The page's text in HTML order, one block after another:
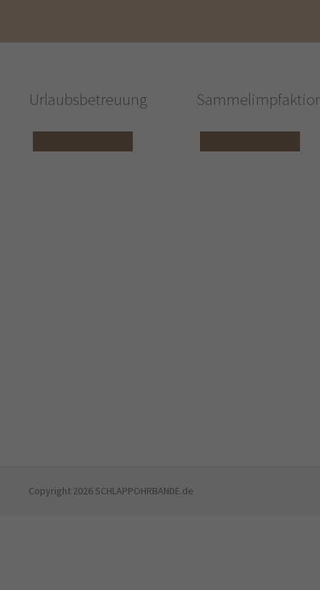
Urlaubsbetreuung
Copyright 2026 SCHLAPPOHRBANDE.de